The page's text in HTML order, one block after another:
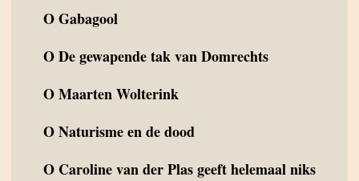
OGabagool
ODe gewapende tak van Domrechts
OMaarten Wolterink
ONaturisme en de dood
O Caroline van der Plas geeft helemaal niks